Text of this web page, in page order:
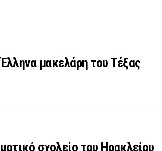
μακελάρη του Τέξας
σχολείο του Ηρακλείου